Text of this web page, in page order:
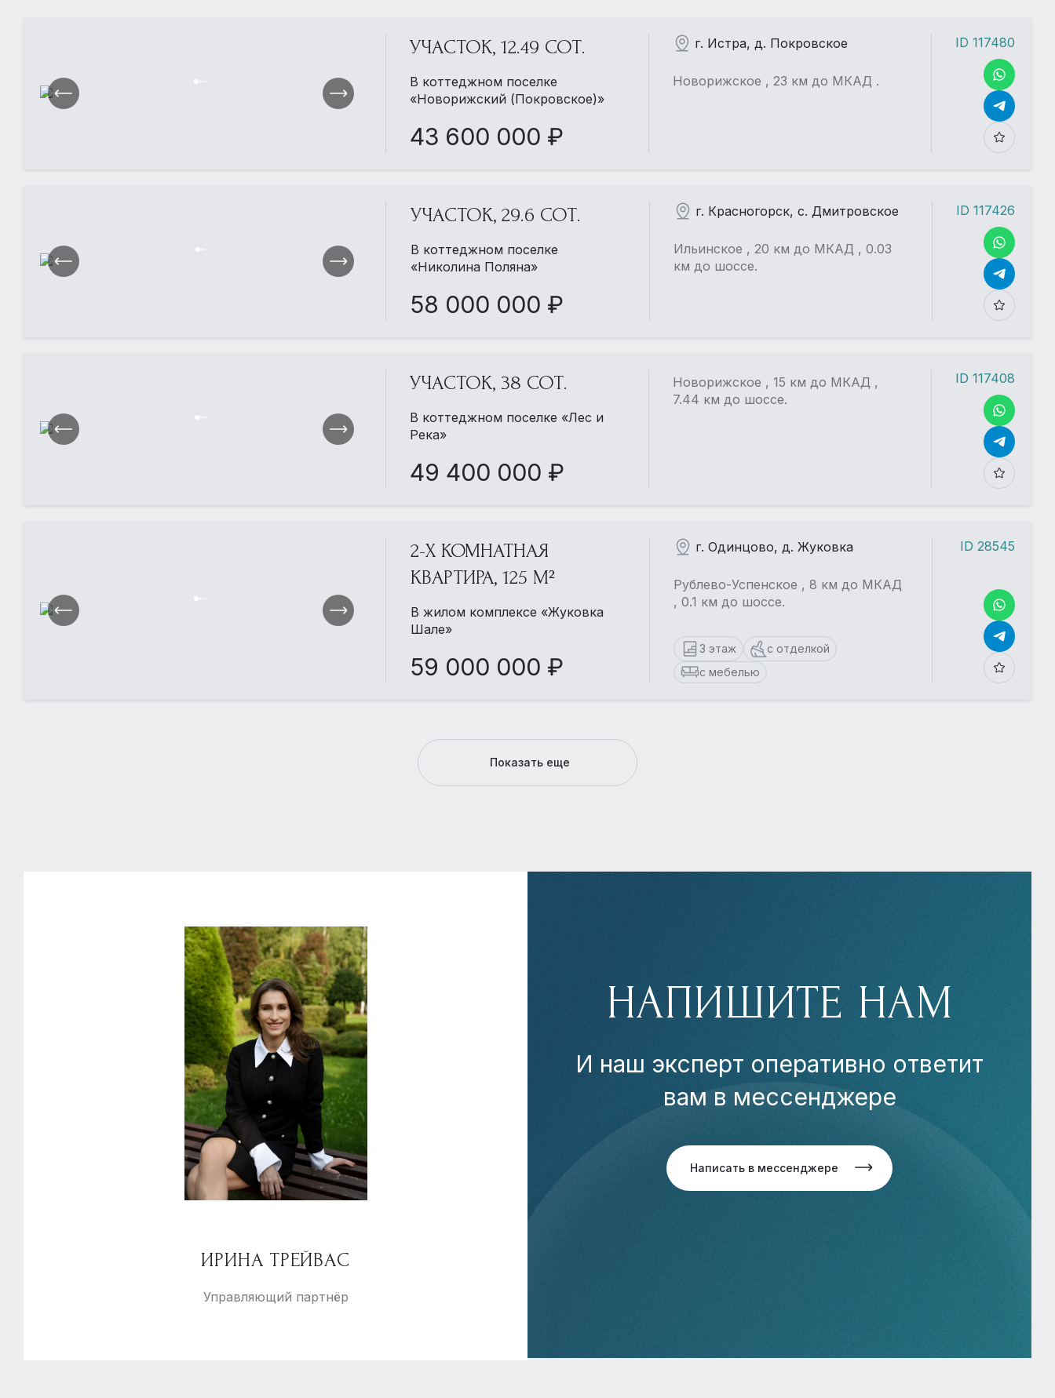
УЧАСТОК, 12.49 СОТ.
В коттеджном поселке
«Новорижский (Покровское)»
43 600 000 ₽
г. Истра, д. Покровское
Новорижское , 23 км до МКАД .
ID 117480
УЧАСТОК, 29.6 СОТ.
В коттеджном поселке
«Николина Поляна»
58 000 000 ₽
г. Красногорск, с. Дмитровское
Ильинское , 20 км до МКАД , 0.03
км до шоссе.
ID 117426
УЧАСТОК, 38 СОТ.
В коттеджном поселке «Лес и
Река»
49 400 000 ₽
Новорижское , 15 км до МКАД ,
7.44 км до шоссе.
ID 117408
2-Х КОМНАТНАЯ
КВАРТИРА, 125 М²
В жилом комплексе «Жуковка
Шале»
59 000 000 ₽
г. Одинцово, д. Жуковка
Рублево-Успенское , 8 км до МКАД
, 0.1 км до шоссе.
3 этаж
с отделкой
с мебелью
ID 28545
Показать еще
ИРИНА ТРЕЙВАС
Управляющий партнёр
НАПИШИТЕ НАМ
И наш эксперт оперативно ответит
вам в мессенджере
Написать в мессенджере